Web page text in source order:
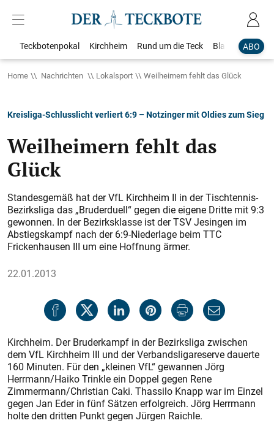
ABO
Teckbotenpokal Kirchheim Rund um die Teck Blaulicht
Home Nachrichten Lokalsport Weilheimern fehlt das Glück
Kreisliga-Schlusslicht verliert 6:9 – Notzinger mit Oldies zum Sieg
Weilheimern fehlt das
Glück
Standesgemäß hat der VfL Kirchheim II in der Tischtennis-
Bezirksliga das „Bruderduell“ gegen die eigene Dritte mit 9:3
gewonnen. In der Bezirksklasse ist der TSV Jesingen im
Abstiegskampf nach der 6:9-Niederlage beim TTC
Frickenhausen III um eine Hoffnung ärmer.
22.01.2013
Kirchheim. Der Bruderkampf in der Bezirksliga zwischen
dem VfL Kirchheim III und der Verbandsligareserve dauerte
160 Minuten. Für den „kleinen VfL“ gewannen Jörg
Herrmann/Haiko Trinkle ein Doppel ge­gen Rene
Zimmermann/Christian Caki. Thassilo Knapp war im Einzel
gegen Jan Eder in fünf Sätzen erfolgreich. Jörg Herrmann
holte den dritten Punkt gegen Jürgen Raichle.